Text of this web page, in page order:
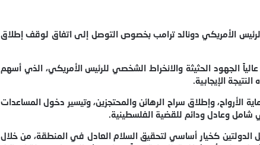
الأمريكي دونالد ترامب بخصوص التوصل إلى اتفاق لوقف إطلاق
الجهود الحثيثة والانخراط الشخصي للرئيس الأمريكي، الذي أسهم
الإيجابية.
الأرواح، وإطلاق سراح الرهائن والمحتجزين، وتيسير دخول المساعدات
شامل وعادل ودائم للقضية الفلسطينية.
الدولتين كخيار أساسي لتحقيق السلام العادل في المنطقة، من خلال